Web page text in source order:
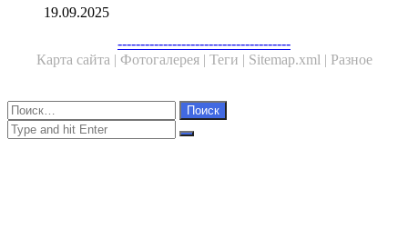
19.09.2025
--------------------------------------
Карта сайта | Фотогалерея | Теги | Sitemap.xml | Разное
Close
Найти:
Close
Search